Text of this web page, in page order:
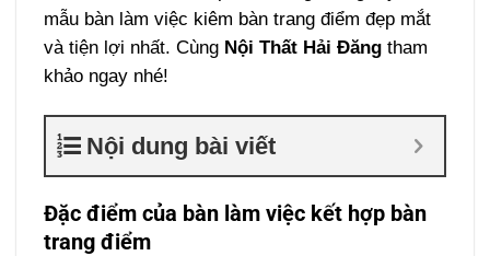
mẫu bàn làm việc kiêm bàn trang điểm đẹp mắt
và tiện lợi nhất. Cùng Nội Thất Hải Đăng tham
khảo ngay nhé!
Nội dung bài viết
Đặc điểm của bàn làm việc kết hợp bàn
trang điểm